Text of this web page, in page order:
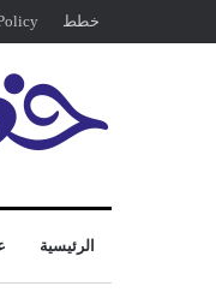
خطط
الرئيسية